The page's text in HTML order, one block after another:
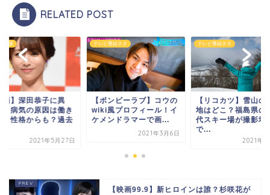
RELATED POST
番組ネタ
ンビーラブ】コウの
プロフィール！イ
ンドラマーで画...
テレビ番組ネタ
【リコカツ】雪山のロケ
地はどこ？福島県の猪苗
代スキー場が撮影場所
俳優・女優
【動画】深田恭子に
変？！病気の原因は
すぎと性格からも？
の...
2021年5
【映画99.9】新ヒロインは誰？杉咲花が